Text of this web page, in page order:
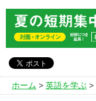
ホーム > 英語を学ぶ >